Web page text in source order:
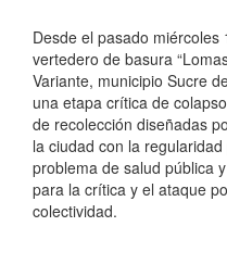
Desde el pasado
vertedero de basura
Variante, municipio Sucre
una etapa crítica de
de recolección diseñadas
la ciudad con la
problema de salud pública
para la crítica y el ataque
colectividad.